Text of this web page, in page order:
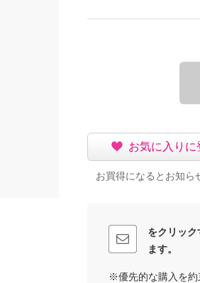
お気に入りに
お買得になるとお知ら
をクリッ
ます。
※優先的な購入を約